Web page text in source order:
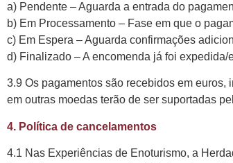
a) Pendente – Aguarda a entrada do
b) Em Processamento – Fase em que o
c) Em Espera – Aguarda confirmações
d) Finalizado – A encomenda já foi expedida/
3.9 Os pagamentos são recebidos em
em outras moedas terão de ser suportadas
4. Política de cancelamentos
4.1 Nas Experiências de Enoturismo, a